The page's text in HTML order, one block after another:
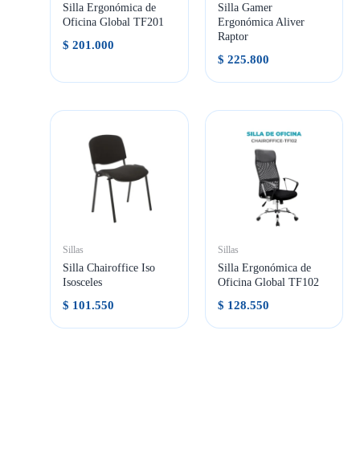
Silla Ergonómica de
Oficina Global TF201
$ 201.000
Silla Gamer
Ergonómica Aliver
Raptor
$ 225.800
Sillas
Silla Chairoffice Iso
Isosceles
$ 101.550
Sillas
Silla Ergonómica de
Oficina Global TF102
$ 128.550